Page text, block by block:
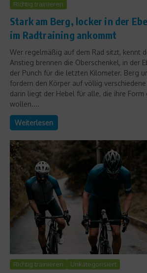
Richtig trainieren
Stark am Berg, locker in der
im Radtraining ankommt
Wer regelmäßig auf dem Rad sitzt, kennt
Anstieg brennen die Oberschenkel, in der
der Punch für die letzten Kilometer. Berg
fordern den Körper auf völlig
darin liegt der Hebel für alle, die ihre Form
wollen....
Weiterlesen
Richtig trainieren Unkategorisiert